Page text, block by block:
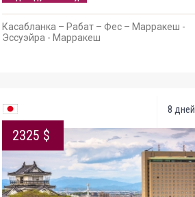
Касабланка – Рабат – Фес – Марракеш -
Эссуэйра - Марракеш
8 дней
2325 $